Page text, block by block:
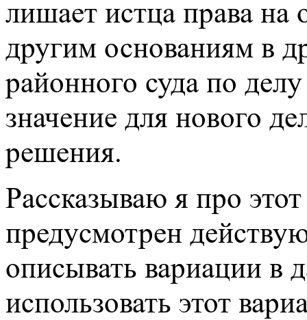
лишает истца права на
другим основаниям в
районного суда по
значение для нового
решения.
Рассказываю я про
предусмотрен
описывать вариации в
использовать этот